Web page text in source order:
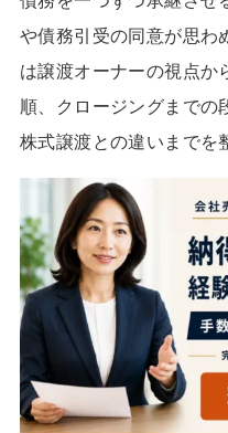
や債務引受の同意が思わ
は譲渡オーナーの視点か
順、クロージングまでの
株式譲渡との違いまでを